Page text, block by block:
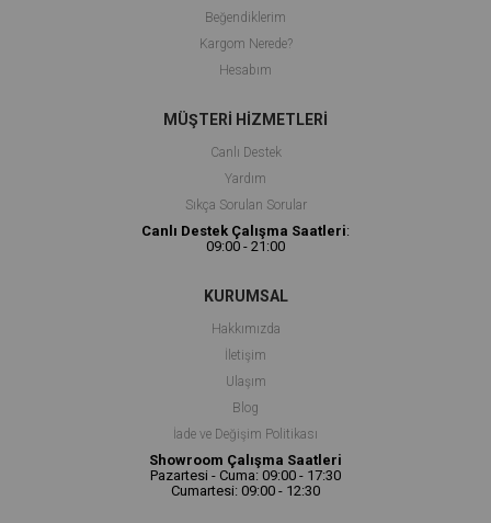
Beğendiklerim
Kargom Nerede?
Hesabım
MÜŞTERİ HİZMETLERİ
Canlı Destek
Yardım
Sıkça Sorulan Sorular
Canlı Destek Çalışma Saatleri:
09:00 - 21:00
KURUMSAL
Hakkımızda
İletişim
Ulaşım
Blog
İade ve Değişim Politikası
Showroom Çalışma Saatleri
Pazartesi - Cuma: 09:00 - 17:30
Cumartesi: 09:00 - 12:30